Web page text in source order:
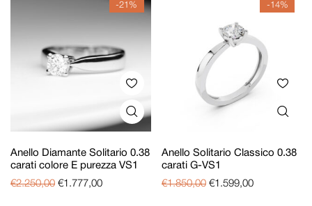
-21%
Anello Diamante Solitario 0.38
carati colore E purezza VS1
€2.250,00 €1.777,00
-14%
Anello Solitario Classico 0.38
carati G-VS1
€1.850,00 €1.599,00